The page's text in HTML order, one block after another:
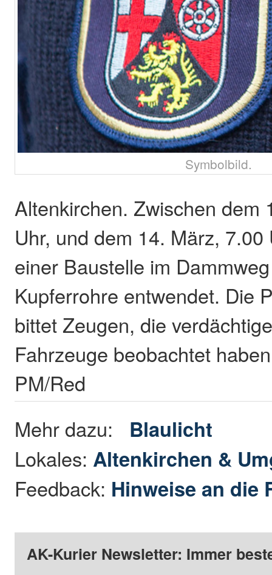
Symbolbild.
Altenkirchen. Zwischen dem
Uhr, und dem 14. März,
einer Baustelle im
Kupferrohre entwendet. Die
bittet Zeugen, die
Fahrzeuge beobachtet
PM/Red
Mehr dazu: Blaulicht
Lokales: Altenkirchen &
Feedback: Hinweise an die
AK-Kurier Newsletter: Immer